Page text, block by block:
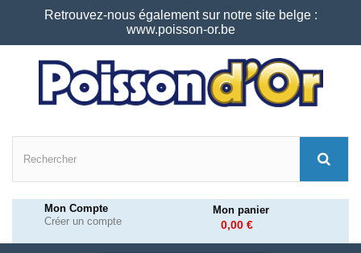
Retrouvez-nous également sur notre site belge :
www.poisson-or.be
Mon Compte
Créer un compte
Mon panier
0,00 €